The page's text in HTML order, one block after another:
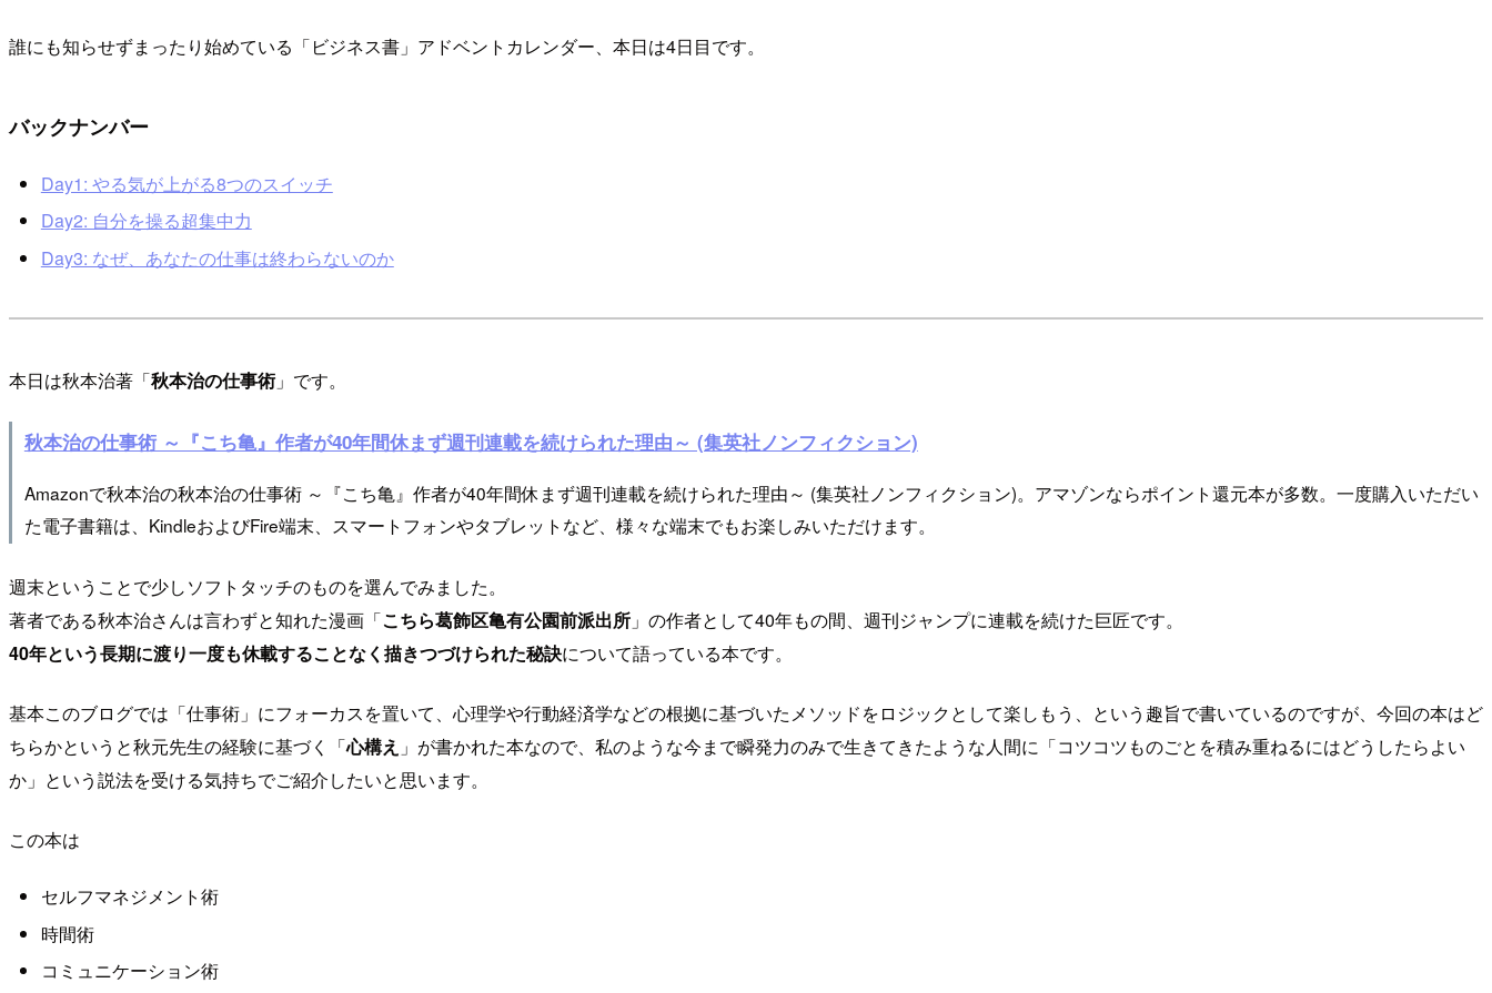
誰にも知らせずまったり始めている「ビジネス書」アドベントカレンダー、本日は4日目です。
バックナンバー
Day1: やる気が上がる8つのスイッチ
Day2: 自分を操る超集中力
Day3: なぜ、あなたの仕事は終わらないのか
本日は秋本治著「秋本治の仕事術」です。
秋本治の仕事術 ～『こち亀』作者が40年間休まず週刊連載を続けられた理由～ (集英社ノンフィクション)
Amazonで秋本治の秋本治の仕事術 ～『こち亀』作者が40年間休まず週刊連載を続けられた理由～ (集英社ノンフィクション)。アマゾンならポイント還元本が多数。一度購入いただい
た電子書籍は、KindleおよびFire端末、スマートフォンやタブレットなど、様々な端末でもお楽しみいただけます。
週末ということで少しソフトタッチのものを選んでみました。
著者である秋本治さんは言わずと知れた漫画「こちら葛飾区亀有公園前派出所 」の作者として40年もの間、週刊ジャンプに連載を続けた巨匠です。
40年という長期に渡り一度も休載することなく描きつづけられた秘訣について語っている本です。
基本このブログでは「仕事術」にフォーカスを置いて、心理学や行動経済学などの根拠に基づいたメソッドをロジックとして楽しもう、という趣旨で書いているのですが、今回の本はど
ちらかというと秋元先生の経験に基づく「心構え 」が書かれた本なので、私のような今まで瞬発力のみで生きてきたような人間に「コツコツものごとを積み重ねるにはどうしたらよい
か」という説法を受ける気持ちでご紹介したいと思います。
この本は
セルフマネジメント術
時間術
コミュニケーション術